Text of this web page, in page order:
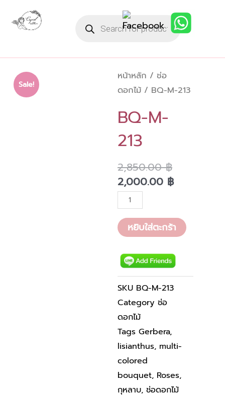
search
Sale!
หน้าหลัก / ช่อ
ดอกไม้ / BQ-M-213
BQ-M-
213
2,850.00฿Original
price
2,000.00 ฿price
จำนวน
BQ-
M-
213
ชิ้น
หยิบใส่ตะกร้า
SKU BQ-M-213
Category ช่อ
ดอกไม้
Tags Gerbera,
lisianthus, multi-
colored
bouquet, Roses,
กุหลาบ, ช่อดอกไม้